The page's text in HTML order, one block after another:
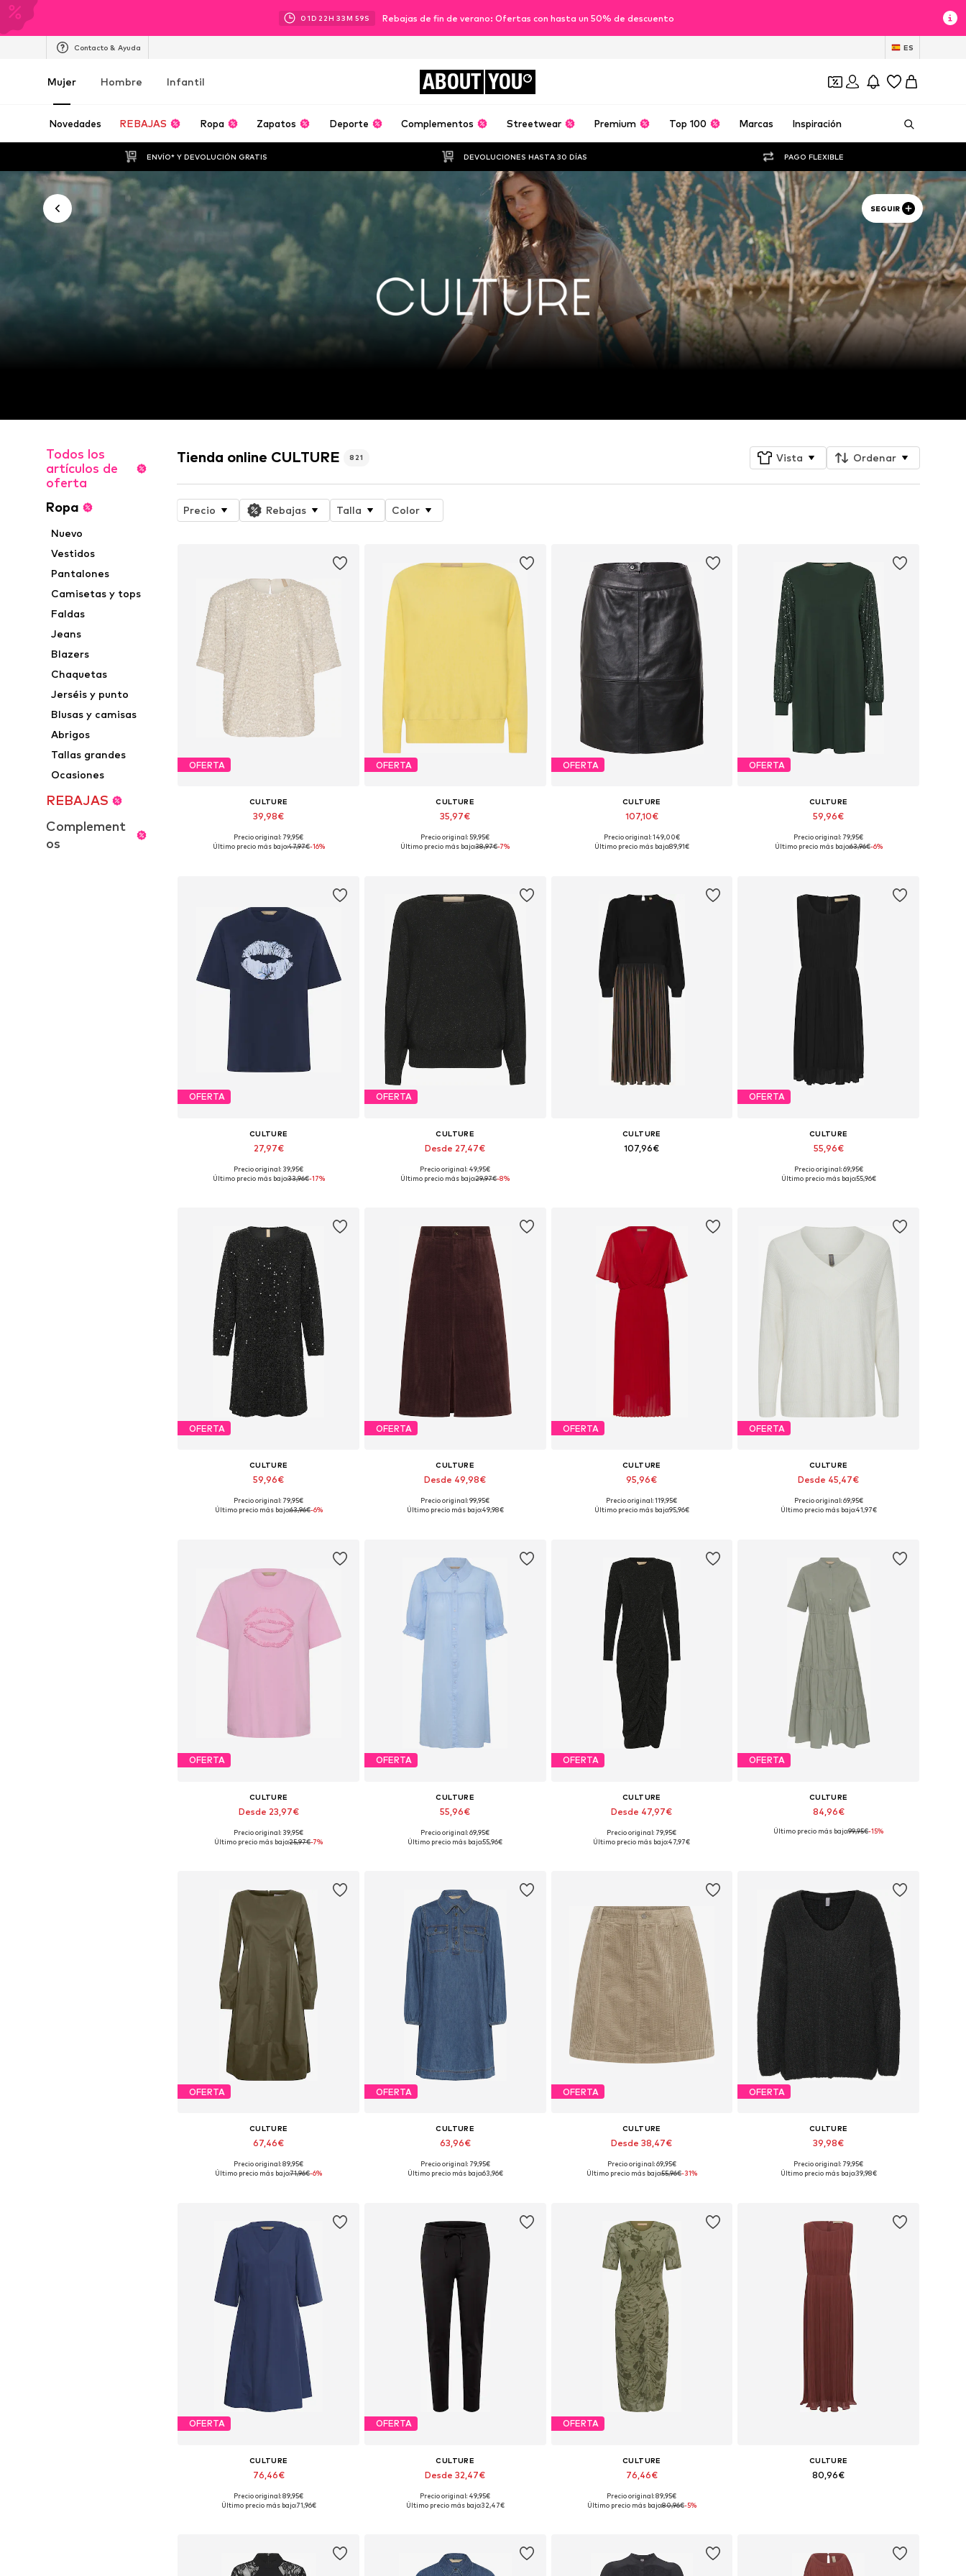
01D 22H 33M 57S Rebajas de fin de verano: Ofertas con hasta un 50% de descuento
Contacto & Ayuda ES
Mujer Hombre Infantil ABOUT YOU
Novedades REBAJAS Ropa Zapatos Deporte Complementos Streetwear Premium Top 100 Marcas Inspiración
ENVÍO* Y DEVOLUCIÓN GRATIS DEVOLUCIONES HASTA 30 DÍAS PAGO FLEXIBLE
SEGUIR
Todos los
artículos de
oferta
Ropa
Nuevo
Vestidos
Pantalones
Camisetas y tops
Faldas
Jeans
Blazers
Chaquetas
Jerséis y punto
Blusas y camisas
Abrigos
Tallas grandes
Ocasiones
REBAJAS
Complement
os
Tienda online CULTURE 821 Vista Ordenar
Precio Rebajas Talla Color
OFERTA
CULTURE
39,98€
Tallas disponibles: S, M, L, XL
Precio original: 79,95€
Último precio más bajo:47,97€-16%
OFERTA
CULTURE
35,97€
+8
Tallas disponibles: XS, S, M, L, XL, XXL
Precio original: 59,95€
Último precio más bajo:38,97€-7%
OFERTA
CULTURE
107,10€
Tallas disponibles: 36, 38, 40, 42, 44, 46
Precio original: 149,00€
Último precio más bajo:89,91€
OFERTA
CULTURE
59,96€
Tallas disponibles: 38, 40, 42, 44, 46
Precio original: 79,95€
Último precio más bajo:63,96€-6%
OFERTA
CULTURE
27,97€
Tallas disponibles: XS, S, M, L, XXL
Precio original: 39,95€
Último precio más bajo:33,96€-17%
OFERTA
CULTURE
Desde 27,47€
Tallas disponibles: S, M, L, XXL
Precio original: 49,95€
Último precio más bajo:29,97€-8%
CULTURE
107,96€
OFERTA
CULTURE
55,96€
Tallas disponibles: 36, 38, 40, 42, 46
Precio original: 69,95€
Último precio más bajo:55,96€
OFERTA
CULTURE
59,96€
Tallas disponibles: 36, 38, 40, 42, 46
Precio original: 79,95€
Último precio más bajo:63,96€-6%
OFERTA
CULTURE
Desde 49,98€
Tallas disponibles: 36, 38, 40, 42
Precio original: 99,95€
Último precio más bajo:49,98€
OFERTA
CULTURE
95,96€
Tallas disponibles: 36, 38, 40, 44, 46
Precio original: 119,95€
Último precio más bajo:95,96€
OFERTA
CULTURE
Desde 45,47€
+4
Tallas disponibles: XS, S, M, L, XL, XXL
Precio original: 69,95€
Último precio más bajo:41,97€
OFERTA
CULTURE
Desde 23,97€
Tallas disponibles: S, M, L, XL, XXL
Precio original: 39,95€
Último precio más bajo:25,97€-7%
OFERTA
CULTURE
55,96€
Tallas disponibles: 36, 38, 40, 42, 44, 46
Precio original: 69,95€
Último precio más bajo:55,96€
OFERTA
CULTURE
Desde 47,97€
Tallas disponibles: 38, 40, 42, 44, 46
Precio original: 79,95€
Último precio más bajo:47,97€
OFERTA
CULTURE
84,96€
Tallas disponibles: 36, 38, 40, 42, 44, 46
Último precio más bajo:99,95€-15%
OFERTA
CULTURE
67,46€
Tallas disponibles: 36, 38, 40, 42, 44, 46
Precio original: 89,95€
Último precio más bajo:71,96€-6%
OFERTA
CULTURE
63,96€
Tallas disponibles: 38, 40, 42, 44, 46
Precio original: 79,95€
Último precio más bajo:63,96€
OFERTA
CULTURE
Desde 38,47€
Tallas disponibles: 36, 38, 40, 42, 44, 46
Precio original: 69,95€
Último precio más bajo:55,96€-31%
OFERTA
CULTURE
39,98€
+2
Tallas disponibles: S-M, M-L
Precio original: 79,95€
Último precio más bajo:39,98€
OFERTA
CULTURE
76,46€
Tallas disponibles: 36, 38, 40, 42, 44, 46
Precio original: 89,95€
Último precio más bajo:71,96€
OFERTA
CULTURE
Desde 32,47€
Tallas disponibles: 36, 38, 40, 44
Precio original: 49,95€
Último precio más bajo:32,47€
OFERTA
CULTURE
76,46€
Tallas disponibles: 36, 38, 40, 42, 44, 46
Precio original: 89,95€
Último precio más bajo:80,96€-5%
CULTURE
80,96€